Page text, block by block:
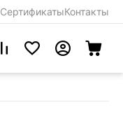
СертификатыКонтакты